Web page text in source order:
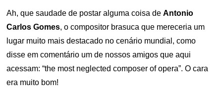
Ah, que saudade de postar alguma coisa deAntonio
Carlos Gomes, o compositor brasuca que mereceria um
lugar muito mais destacado no cenário mundial, como
disse em comentário um de nossos amigos que aqui
acessam: “the most neglected composer of opera”. O cara
era muito bom!